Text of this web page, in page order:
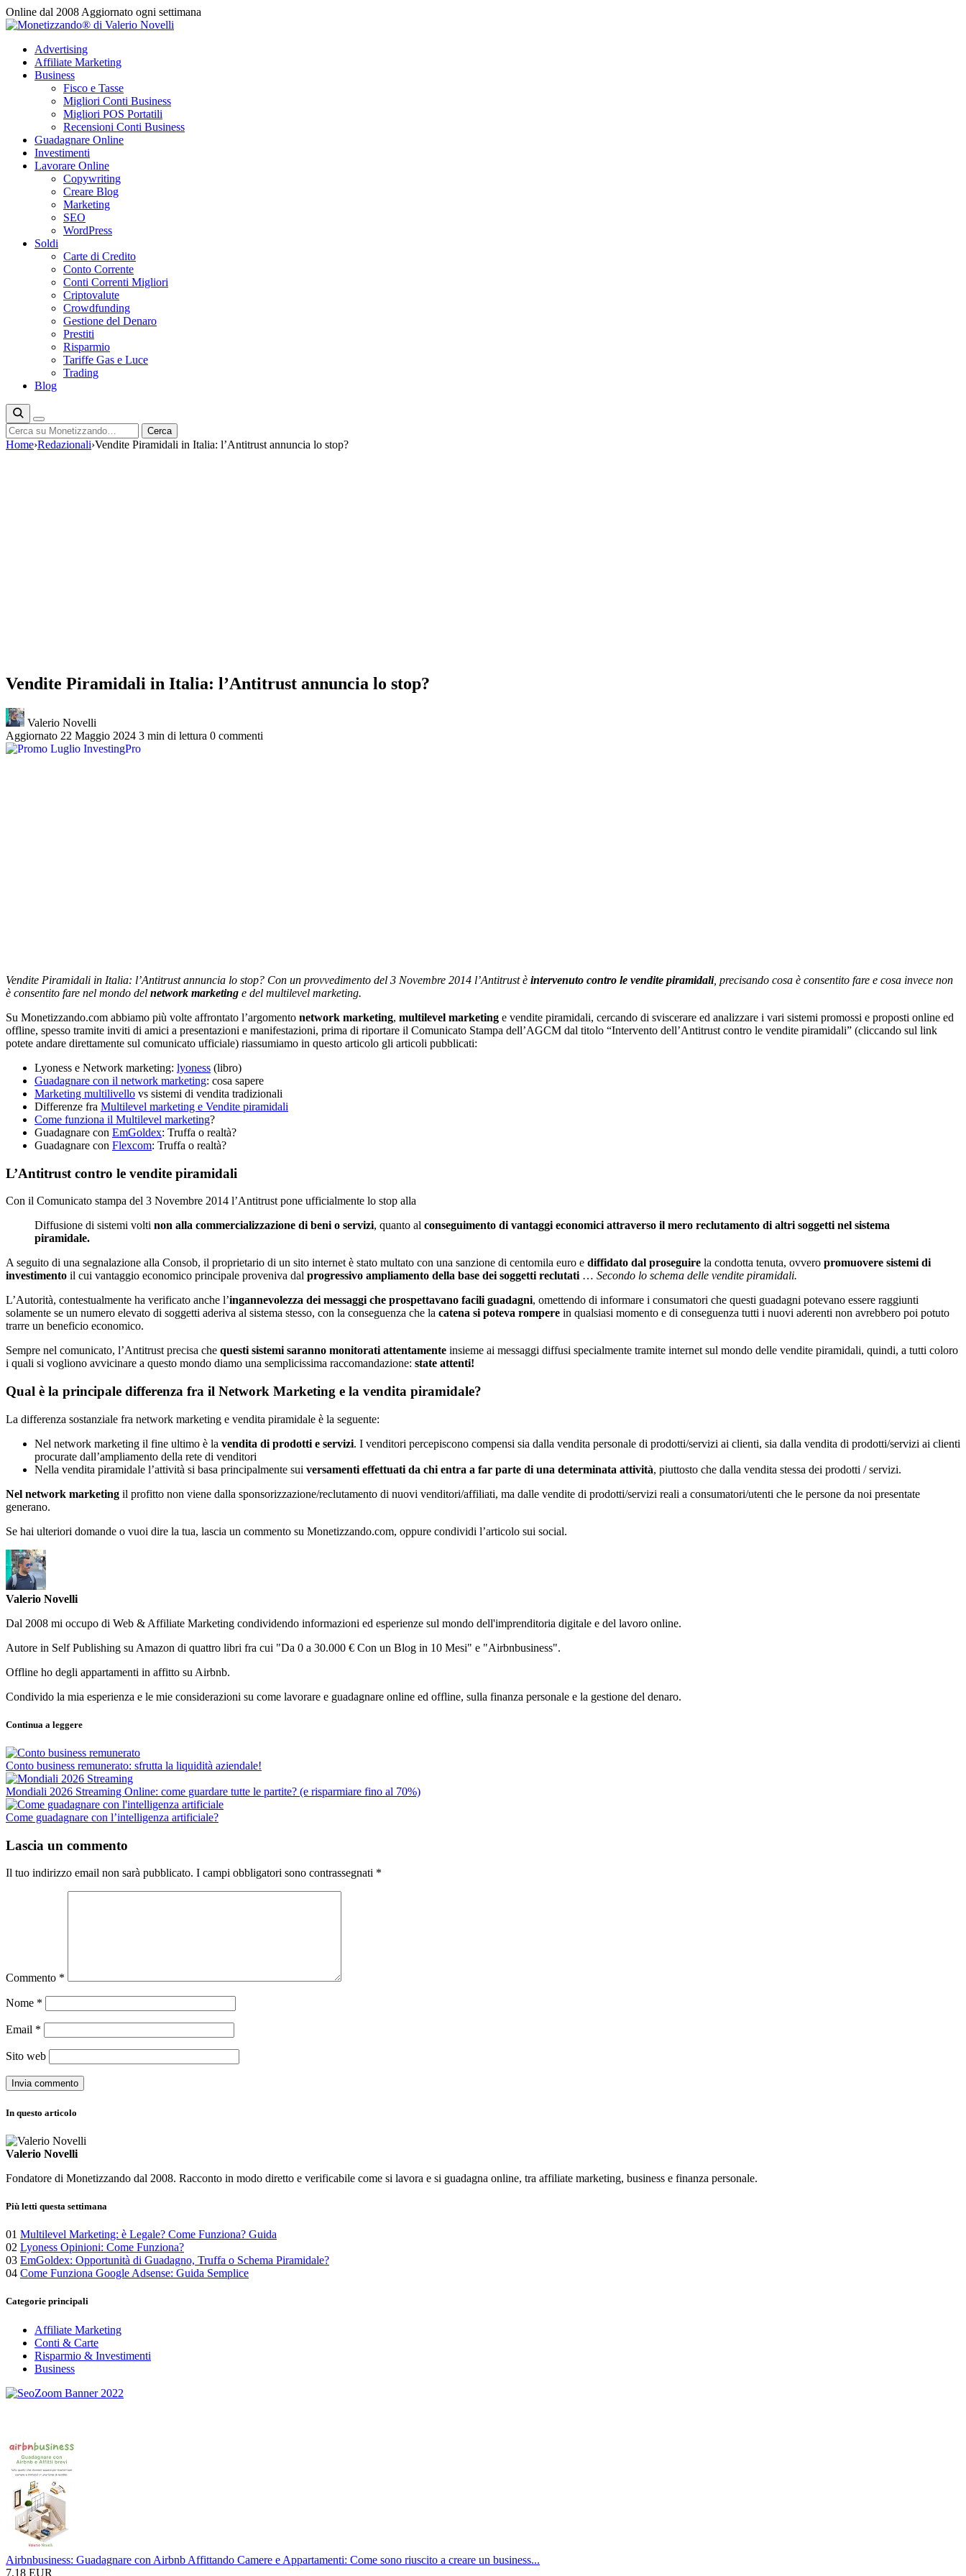
Vai
al
Online dal 2008 Aggiornato ogni settimana
Advertising
Affiliate Marketing
Business
Fisco e Tasse
Migliori Conti Business
Migliori POS Portatili
Recensioni Conti Business
Guadagnare Online
Investimenti
Lavorare Online
Copywriting
Creare Blog
Marketing
SEO
WordPress
Soldi
Carte di Credito
Conto Corrente
Conti Correnti Migliori
Criptovalute
Crowdfunding
Gestione del Denaro
Prestiti
Risparmio
Tariffe Gas e Luce
Trading
Blog
Cerca Cerca
Home›Redazionali›Vendite Piramidali in Italia: l’Antitrust annuncia lo stop?
Vendite Piramidali in Italia: l’Antitrust annuncia lo stop?
Valerio Novelli
Aggiornato 22 Maggio 2024 3 min di lettura 0 commenti
Vendite Piramidali in Italia: l’Antitrust annuncia lo stop? Con un provvedimento del 3 Novembre 2014 l’Antitrust è intervenuto contro le vendite piramidali, precisando cosa è consentito fare e cosa invece non
è consentito fare nel mondo del network marketing e del multilevel marketing.
Su Monetizzando.com abbiamo più volte affrontato l’argomento network marketing, multilevel marketing e vendite piramidali, cercando di sviscerare ed analizzare i vari sistemi promossi e proposti online ed
offline, spesso tramite inviti di amici a presentazioni e manifestazioni, prima di riportare il Comunicato Stampa dell’AGCM dal titolo “Intervento dell’Antitrust contro le vendite piramidali” (cliccando sul link
potete andare direttamente sul comunicato ufficiale) riassumiamo in questo articolo gli articoli pubblicati:
Lyoness e Network marketing: lyoness (libro)
Guadagnare con il network marketing: cosa sapere
Marketing multilivello vs sistemi di vendita tradizionali
Differenze fra Multilevel marketing e Vendite piramidali
Come funziona il Multilevel marketing?
Guadagnare con EmGoldex: Truffa o realtà?
Guadagnare con Flexcom: Truffa o realtà?
L’Antitrust contro le vendite piramidali
Con il Comunicato stampa del 3 Novembre 2014 l’Antitrust pone ufficialmente lo stop alla
Diffusione di sistemi volti non alla commercializzazione di beni o servizi, quanto al conseguimento di vantaggi economici attraverso il mero reclutamento di altri soggetti nel sistema
piramidale.
A seguito di una segnalazione alla Consob, il proprietario di un sito internet è stato multato con una sanzione di centomila euro e diffidato dal proseguire la condotta tenuta, ovvero promuovere sistemi di
investimento il cui vantaggio economico principale proveniva dal progressivo ampliamento della base dei soggetti reclutati … Secondo lo schema delle vendite piramidali.
L’Autorità, contestualmente ha verificato anche l’ingannevolezza dei messaggi che prospettavano facili guadagni, omettendo di informare i consumatori che questi guadagni potevano essere raggiunti
solamente se un numero elevato di soggetti aderiva al sistema stesso, con la conseguenza che la catena si poteva rompere in qualsiasi momento e di conseguenza tutti i nuovi aderenti non avrebbero poi potuto
trarre un beneficio economico.
Sempre nel comunicato, l’Antitrust precisa che questi sistemi saranno monitorati attentamente insieme ai messaggi diffusi specialmente tramite internet sul mondo delle vendite piramidali, quindi, a tutti coloro
i quali si vogliono avvicinare a questo mondo diamo una semplicissima raccomandazione: state attenti!
Qual è la principale differenza fra il Network Marketing e la vendita piramidale?
La differenza sostanziale fra network marketing e vendita piramidale è la seguente:
Nel network marketing il fine ultimo è la vendita di prodotti e servizi. I venditori percepiscono compensi sia dalla vendita personale di prodotti/servizi ai clienti, sia dalla vendita di prodotti/servizi ai clienti
procurate dall’ampliamento della rete di venditori
Nella vendita piramidale l’attività si basa principalmente sui versamenti effettuati da chi entra a far parte di una determinata attività, piuttosto che dalla vendita stessa dei prodotti / servizi.
Nel network marketing il profitto non viene dalla sponsorizzazione/reclutamento di nuovi venditori/affiliati, ma dalle vendite di prodotti/servizi reali a consumatori/utenti che le persone da noi presentate
generano.
Se hai ulteriori domande o vuoi dire la tua, lascia un commento su Monetizzando.com, oppure condividi l’articolo sui social.
Valerio Novelli
Dal 2008 mi occupo di Web & Affiliate Marketing condividendo informazioni ed esperienze sul mondo dell'imprenditoria digitale e del lavoro online.
Autore in Self Publishing su Amazon di quattro libri fra cui "Da 0 a 30.000 € Con un Blog in 10 Mesi" e "Airbnbusiness".
Offline ho degli appartamenti in affitto su Airbnb.
Condivido la mia esperienza e le mie considerazioni su come lavorare e guadagnare online ed offline, sulla finanza personale e la gestione del denaro.
Continua a leggere
Conto business remunerato: sfrutta la liquidità aziendale!
Mondiali 2026 Streaming Online: come guardare tutte le partite? (e risparmiare fino al 70%)
Come guadagnare con l’intelligenza artificiale?
Lascia un commento
Il tuo indirizzo email non sarà pubblicato. I campi obbligatori sono contrassegnati *
Commento *
Nome *
Email *
Sito web
In questo articolo
Valerio Novelli
Fondatore di Monetizzando dal 2008. Racconto in modo diretto e verificabile come si lavora e si guadagna online, tra affiliate marketing, business e finanza personale.
Più letti questa settimana
01 Multilevel Marketing: è Legale? Come Funziona? Guida
02 Lyoness Opinioni: Come Funziona?
03 EmGoldex: Opportunità di Guadagno, Truffa o Schema Piramidale?
04 Come Funziona Google Adsense: Guida Semplice
Categorie principali
Affiliate Marketing
Conti & Carte
Risparmio & Investimenti
Business
Airbnbusiness: Guadagnare con Airbnb Affittando Camere e Appartamenti: Come sono riuscito a creare un business...
7,18 EUR